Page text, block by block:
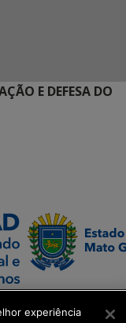
E DEFESA DO
experiência